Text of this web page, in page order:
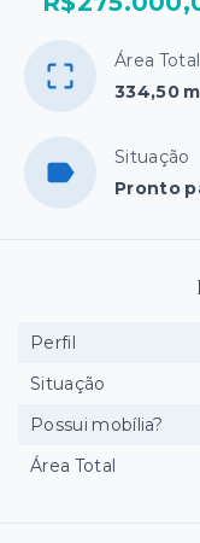
Área Total
334,50
Situação
Pronto
Perfil
Situação
Possui mobília?
Área Total